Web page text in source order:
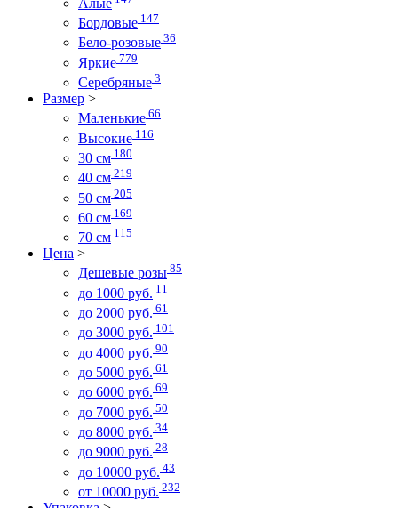
Бордовые 147
Бело-розовые 36
Яркие 779
Серебряные 3
Размер >
Маленькие 66
Высокие 116
30 см 180
40 см 219
50 см 205
60 см 169
70 см 115
Цена >
Дешевые розы 85
до 1000 руб. 11
до 2000 руб. 61
до 3000 руб. 101
до 4000 руб. 90
до 5000 руб. 61
до 6000 руб. 69
до 7000 руб. 50
до 8000 руб. 34
до 9000 руб. 28
до 10000 руб. 43
от 10000 руб. 232